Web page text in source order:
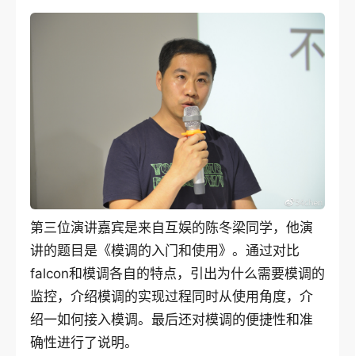
第三位演讲嘉宾是来自互娱的陈冬梁同学，他演
讲的题目是《模调的入门和使用》。通过对比
falcon和模调各自的特点，引出为什么需要模调的
监控，介绍模调的实现过程同时从使用角度，介
绍一如何接入模调。最后还对模调的便捷性和准
确性进行了说明。